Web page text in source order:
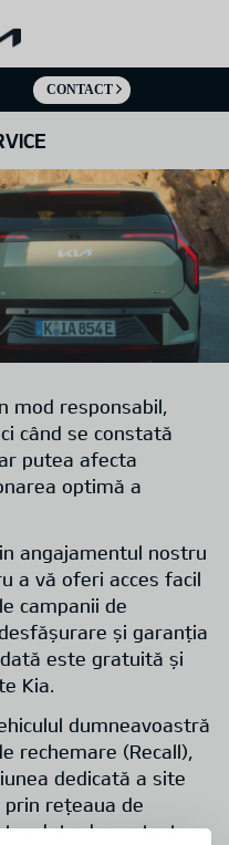
CONTACT
mod responsabil,
când se constată
putea afecta
optimă a
angajamentul nostru
a vă oferi acces facil
campanii de
și garanția
este gratuită și
Kia.
dumneavoastră
rechemare (Recall),
dedicată a site
rețeaua de
date de contact